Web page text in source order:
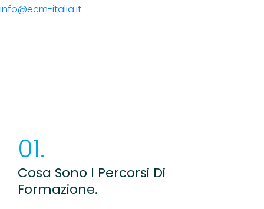
info@ecm-italia.it.
01.
Cosa Sono I Percorsi Di
Formazione.